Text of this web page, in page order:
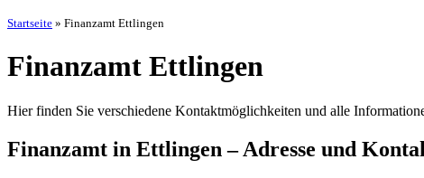
Startseite » Finanzamt Ettlingen
Finanzamt Ettlingen
Hier finden Sie verschiedene Kontaktmöglichkeiten und alle
Finanzamt in Ettlingen – Adresse und